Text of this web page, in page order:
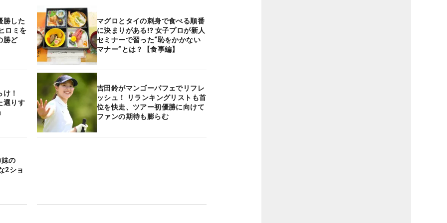
勝した
ロミを
勝ど
マグロとタイの刺身で食べる順番
に決まりがある⁉ 女子プロが新人
セミナーで習った“恥をかかない
マナー”とは？【食事編】
！
選りす
吉田鈴がマンゴーパフェでリフレ
ッシュ！ リランキングリストも首
位を快走、ツアー初優勝に向けて
ファンの期待も膨らむ
の
2ショ